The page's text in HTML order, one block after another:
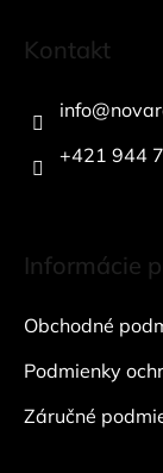
Kontakt
info@
+421 944
Informácie
Obchodné
Podmienky
Záručné